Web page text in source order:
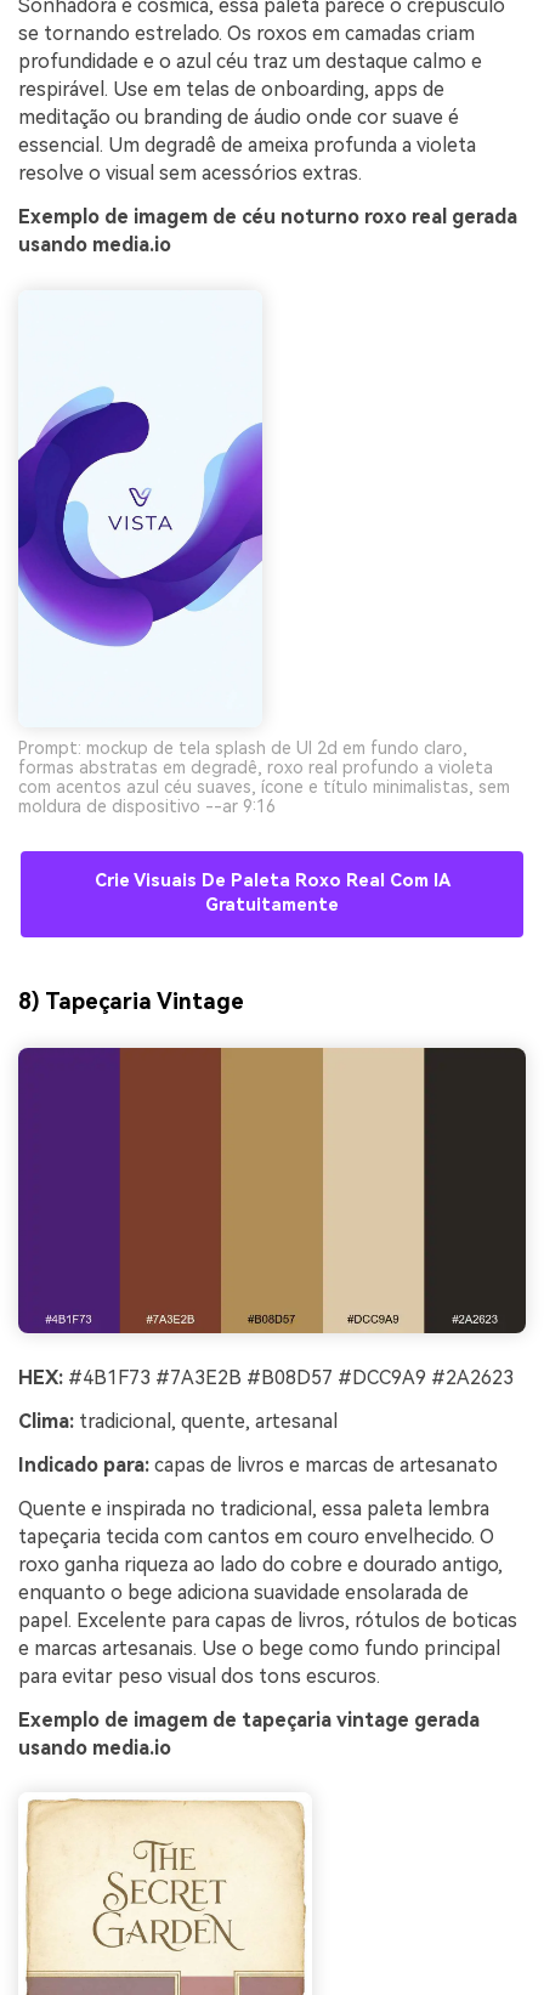
Sonhadora e cósmica, essa paleta parece o crepúsculo
se tornando estrelado. Os roxos em camadas criam
profundidade e o azul céu traz um destaque calmo e
respirável. Use em telas de onboarding, apps de
meditação ou branding de áudio onde cor suave é
essencial. Um degradê de ameixa profunda a violeta
resolve o visual sem acessórios extras.
Exemplo de imagem de céu noturno roxo real gerada
usando media.io
Prompt: mockup de tela splash de UI 2d em fundo claro,
formas abstratas em degradê, roxo real profundo a violeta
com acentos azul céu suaves, ícone e título minimalistas, sem
moldura de dispositivo --ar 9:16
Crie Visuais De Paleta Roxo Real Com IA
Gratuitamente
8) Tapeçaria Vintage
HEX: #4B1F73 #7A3E2B #B08D57 #DCC9A9 #2A2623
Clima: tradicional, quente, artesanal
Indicado para: capas de livros e marcas de artesanato
Quente e inspirada no tradicional, essa paleta lembra
tapeçaria tecida com cantos em couro envelhecido. O
roxo ganha riqueza ao lado do cobre e dourado antigo,
enquanto o bege adiciona suavidade ensolarada de
papel. Excelente para capas de livros, rótulos de boticas
e marcas artesanais. Use o bege como fundo principal
para evitar peso visual dos tons escuros.
Exemplo de imagem de tapeçaria vintage gerada
usando media.io